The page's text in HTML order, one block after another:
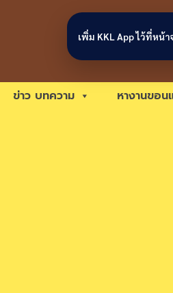
ข่าว บทความ หางานขอน
เพิ่ม KKL App ไว้ที่หน้